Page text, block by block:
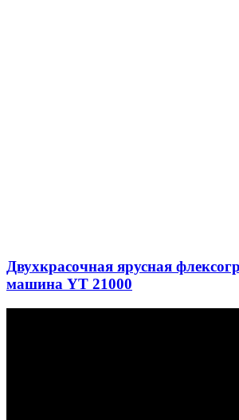
Двухкрасочная ярусная
машина YT 21000